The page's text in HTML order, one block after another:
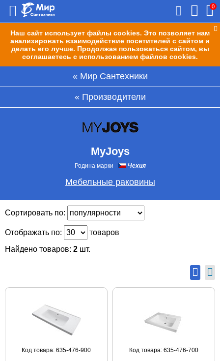
Наш сайт использует файлы cookies. Это позволяет нам
анализировать взаимодействие посетителей с сайтом и
делать его лучше. Продолжая пользоваться сайтом, вы
соглашаетесь с использованием файлов cookies.
0
Мир Сантехники
Производители
MyJoys
Родина марки - Чехия
Мебельные раковины
Сортировать по:
Отображать по:
товаров
Найдено товаров: 2 шт.
Код товара: 635-476-900 Код товара: 635-476-700